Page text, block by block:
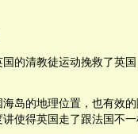
国的清教徒运动挽救了英
海岛的地理位置，也有效
使得英国走了跟法国不一